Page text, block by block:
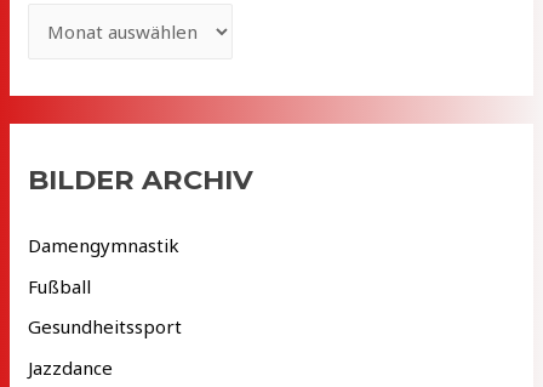
c
h
iBILDER ARCHIV
Damengymnastik
Fußball
Gesundheitssport
Jazzdance